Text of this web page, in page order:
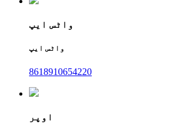
واٹس ایپ
واٹس ایپ
8618910654220
اوپر